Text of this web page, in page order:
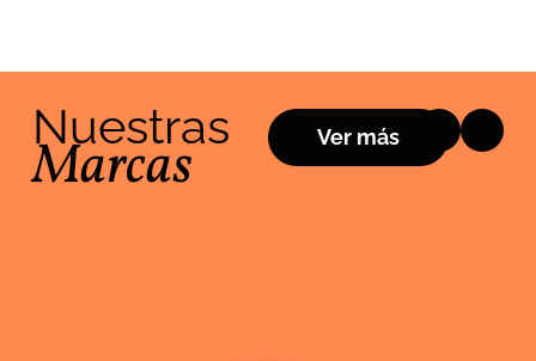
Nuestras
Marcas Ver más